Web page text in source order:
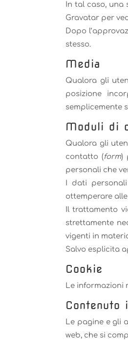
In tal caso,
Gravatar per
Dopo
stesso.
Media
Qualora gli
posizione
semplicemente
Moduli di
Qualora gli
contatto (form)
personali che
I dati
ottemperare
Il trattamento
strettamente
vigenti in
Salvo esplicita
Cookie
Le informazioni
Le pagine e gli
web, che si